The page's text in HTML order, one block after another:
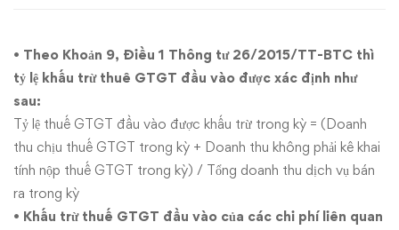
hàng
thương
mại
• Theo Khoản 9, Điều 1 Thông tư 26/2015/TT-BTC thì
tỷ lệ khấu trừ thuê GTGT đầu vào được xác định như
sau:
Tỷ lệ thuế GTGT đầu vào được khấu trừ trong kỳ = (Doanh
thu chịu thuế GTGT trong kỳ + Doanh thu không phải kê khai
tính nộp thuế GTGT trong kỳ) / Tổng doanh thu dịch vụ bán
ra trong kỳ
• Khấu trừ thuế GTGT đầu vào của các chi phí liên quan